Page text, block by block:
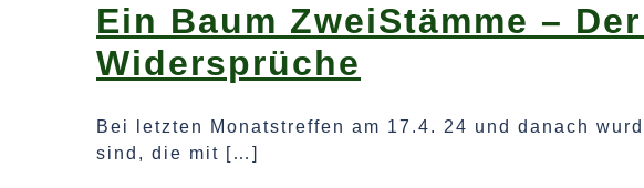
Ein Baum ZweiStämme –
Widersprüche
Bei letzten Monatstreffen am 17.4. 24 und danach
sind, die mit […]